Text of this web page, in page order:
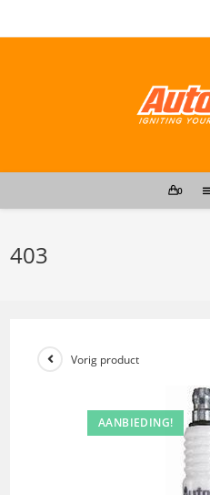
naar
0
403
AANBIEDING!
Vorig product